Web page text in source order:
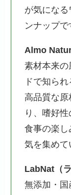
が気にな
ンナップで
Almo
素材本来
ドで知られ
高品質な
り、嗜好性
食事の楽し
気を集めて
LabNat（
無添加・